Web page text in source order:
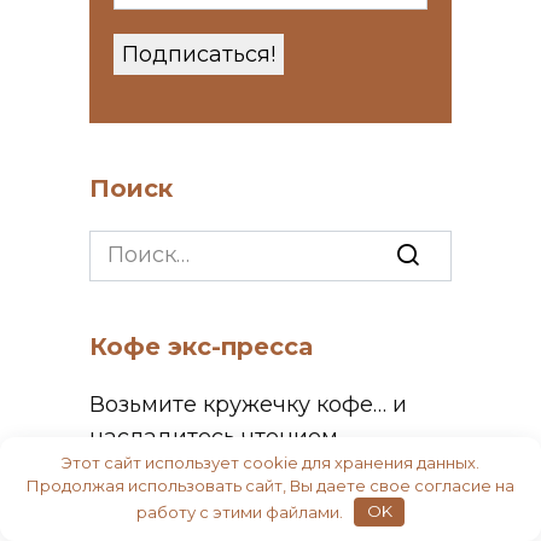
Поиск
Search
for:
Кофе экс-пресса
Возьмите кружечку кофе… и
насладитесь чтением…
ЛЕНТА НОВОСТЕЙ
Этот сайт использует cookie для хранения данных.
Продолжая использовать сайт, Вы даете свое согласие на
работу с этими файлами.
OK